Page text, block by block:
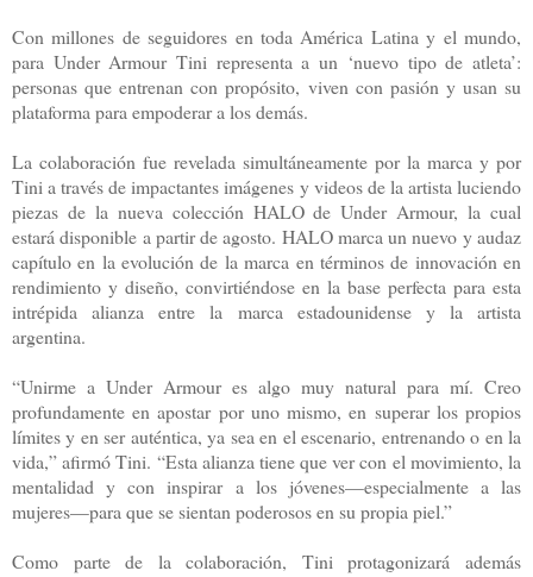
Con millones de seguidores en toda América Latina y el mundo,
para Under Armour Tini representa a un ‘nuevo tipo de atleta’:
personas que entrenan con propósito, viven con pasión y usan su
plataforma para empoderar a los demás.
La colaboración fue revelada simultáneamente por la marca y por
Tini a través de impactantes imágenes y videos de la artista luciendo
piezas de la nueva colección HALO de Under Armour, la cual
estará disponible a partir de agosto. HALO marca un nuevo y audaz
capítulo en la evolución de la marca en términos de innovación en
rendimiento y diseño, convirtiéndose en la base perfecta para esta
intrépida alianza entre la marca estadounidense y la artista
argentina.
“Unirme a Under Armour es algo muy natural para mí. Creo
profundamente en apostar por uno mismo, en superar los propios
límites y en ser auténtica, ya sea en el escenario, entrenando o en la
vida,” afirmó Tini. “Esta alianza tiene que ver con el movimiento, la
mentalidad y con inspirar a los jóvenes—especialmente a las
mujeres—para que se sientan poderosos en su propia piel.”
Como parte de la colaboración, Tini protagonizará además